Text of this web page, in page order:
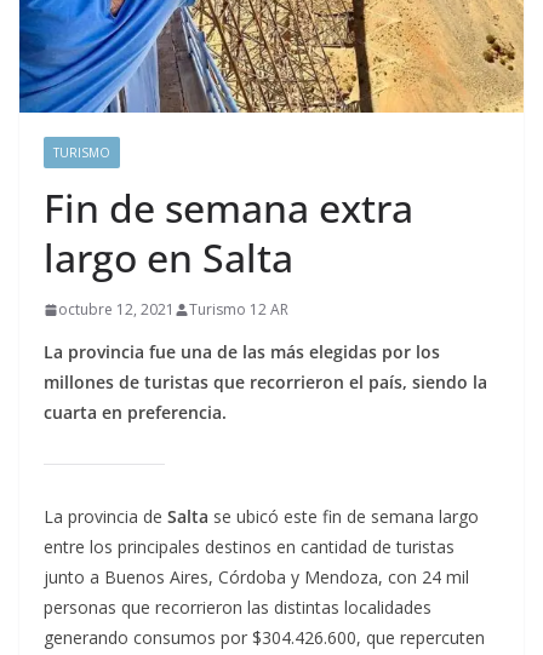
TURISMO
Fin de semana extra
largo en Salta
octubre 12, 2021 Turismo 12 AR
La provincia fue una de las más elegidas por los
millones de turistas que recorrieron el país, siendo la
cuarta en preferencia.
La provincia de Salta se ubicó este fin de semana largo
entre los principales destinos en cantidad de turistas
junto a Buenos Aires, Córdoba y Mendoza, con 24 mil
personas que recorrieron las distintas localidades
generando consumos por $304.426.600, que repercuten